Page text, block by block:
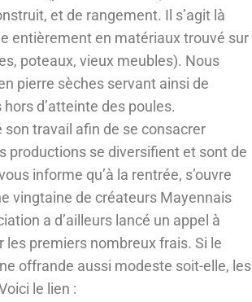
et de rangement. Il s’agit là
entièrement en matériaux trouvé sur
poteaux, vieux meubles). Nous
pierre sèches servant ainsi de
d’atteinte des poules.
son travail afin de se consacrer
productions se diversifient et sont de
informe qu’à la rentrée, s’ouvre
vingtaine de créateurs Mayennais
a d’ailleurs lancé un appel à
premiers nombreux frais. Si le
offrande aussi modeste soit-elle, les
le lien :